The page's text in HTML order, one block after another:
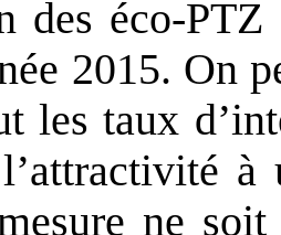
des éco-PTZ
2015. On
les taux
ne